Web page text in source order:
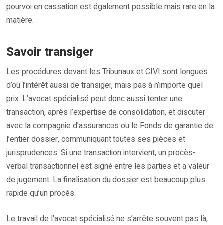
pourvoi en cassation est également possible mais rare en la
matière.
Savoir transiger
Les procédures devant les Tribunaux et CIVI sont longues
d’où l’intérêt aussi de transiger, mais pas à n’importe quel
prix. L’avocat spécialisé peut donc aussi tenter une
transaction, après l’expertise de consolidation, et discuter
avec la compagnie d’assurances ou le Fonds de garantie de
l’entier dossier, communiquant toutes ses pièces et
jurisprudences. Si une transaction intervient, un procès-
verbal transactionnel est signé entre les parties et a valeur
de jugement. La finalisation du dossier est beaucoup plus
rapide qu’un procès.
Le travail de l’avocat spécialisé ne s’arrête souvent pas là,